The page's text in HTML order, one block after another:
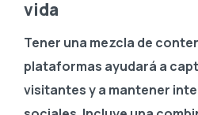
vida
Tener una mezcla de
plataformas ayudará a
visitantes y a mantener